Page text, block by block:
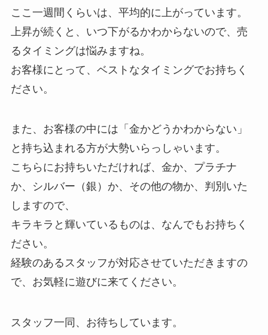
ここ一週間くらいは、平均的に上がっています。
上昇が続くと、いつ下がるかわからないので、売
るタイミングは悩みますね。
お客様にとって、ベストなタイミングでお持ちく
ださい。
また、お客様の中には「金かどうかわからない」
と持ち込まれる方が大勢いらっしゃいます。
こちらにお持ちいただければ、金か、プラチナ
か、シルバー（銀）か、その他の物か、判別いた
しますので、
キラキラと輝いているものは、なんでもお持ちく
ださい。
経験のあるスタッフが対応させていただきますの
で、お気軽に遊びに来てください。
スタッフ一同、お待ちしています。